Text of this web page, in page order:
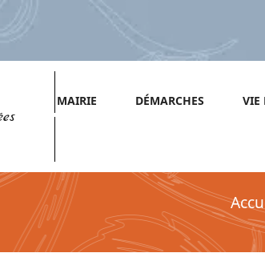
MAIRIE DÉMARCHES VIE
Démarches pour